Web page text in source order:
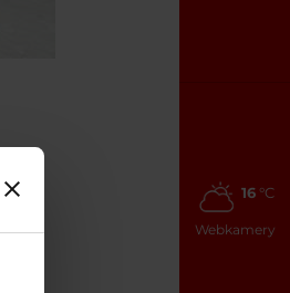
16°C
Webkamery